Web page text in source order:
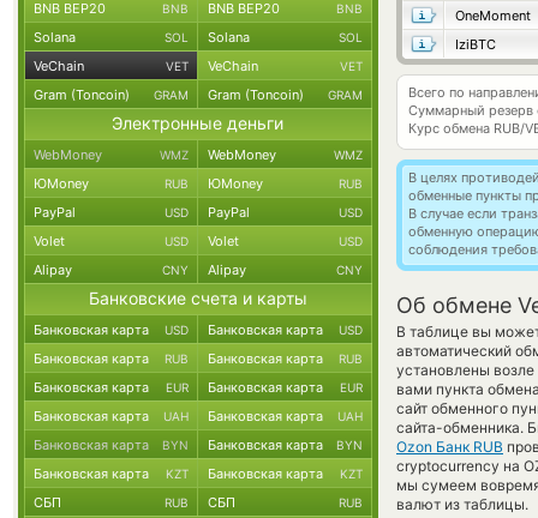
OneMoment
IziBTC
Всего по
Суммарный резерв
Курс обмена RUB/
В целях
обменные пункты
В случае если
обменную
соблюдения
Об обмене
В таблице вы
автоматический
установлены
вами пункта
сайт обменного
сайта-обменника.
Ozon Банк RUB
cryptocurrency на
мы сумеем
валют из таблицы.
BNB BEP20 BNB BNB BEP20 BNB
Solana SOL Solana SOL
VeChain VET VeChain VET
Gram (Toncoin) GRAM Gram (Toncoin) GRAM
Электронные деньги
WebMoney WMZ WebMoney WMZ
ЮMoney RUB ЮMoney RUB
PayPal USD PayPal USD
Volet USD Volet USD
Alipay CNY Alipay CNY
Банковские счета и карты
Банковская карта USD Банковская карта USD
Банковская карта RUB Банковская карта RUB
Банковская карта EUR Банковская карта EUR
Банковская карта UAH Банковская карта UAH
Банковская карта BYN Банковская карта BYN
Банковская карта KZT Банковская карта KZT
СБП RUB СБП RUB